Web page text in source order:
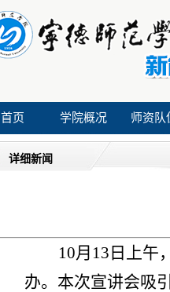
首页 学院概况 师资队
详细新闻
10月13日上午
办。本次宣讲会吸